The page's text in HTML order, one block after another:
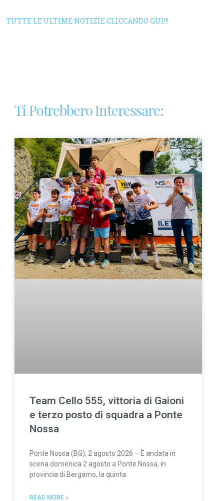
TUTTE LE ULTIME NOTIZIE CLICCANDO QUI!!!
Ti Potrebbero Interessare:
Team Cello 555, vittoria di Gaioni
e terzo posto di squadra a Ponte
Nossa
Ponte Nossa (BG), 2 agosto 2026 – È andata in
scena domenica 2 agosto a Ponte Nossa, in
provincia di Bergamo, la quinta
READ MORE »